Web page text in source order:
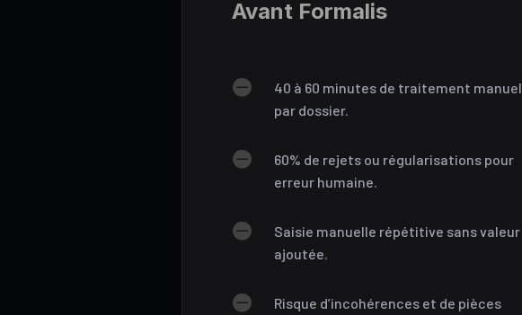
Avant Formalis

40 à 60 minutes de traitement manuel
par dossier.

60% de rejets ou régularisations pour
erreur humaine.

Saisie manuelle répétitive sans valeur
ajoutée.

Risque d’incohérences et de pièces